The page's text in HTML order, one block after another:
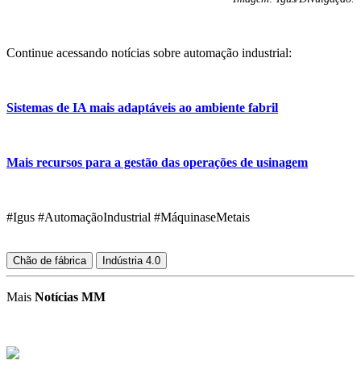
Continue acessando notícias sobre automação industrial:
Sistemas de IA mais adaptáveis ao ambiente fabril
Mais recursos para a gestão das operações de usinagem
#Igus #AutomaçãoIndustrial #MáquinaseMetais
Chão de fábrica Indústria 4.0
Mais Notícias MM